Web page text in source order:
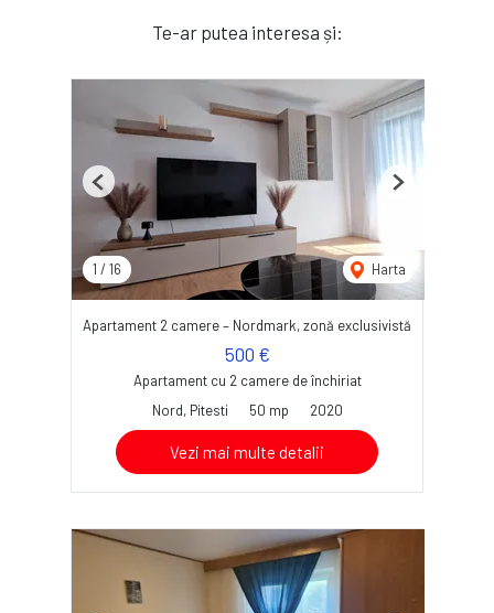
Te-ar putea interesa și:
1 / 16 Harta
Previous Next
Apartament 2 camere – Nordmark, zonă exclusivistă
500 €
Apartament cu 2 camere de închiriat
Nord, Pitesti
50 mp 2020
Vezi mai multe detalii